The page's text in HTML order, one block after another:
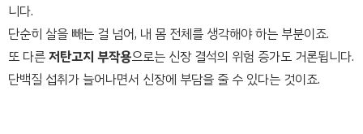
니다.
단순히 살을 빼는 걸 넘어, 내 몸 전체를 생각해야 하는 부분이죠.
또 다른저탄고지 부작용으로는 신장 결석의 위험 증가도 거론됩니다.
단백질 섭취가 늘어나면서 신장에 부담을 줄 수 있다는 것이죠.